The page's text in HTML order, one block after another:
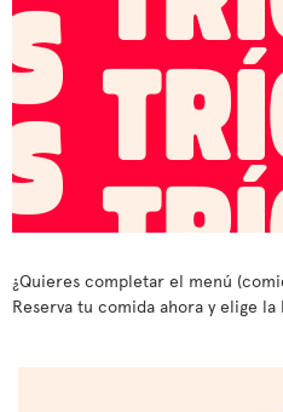
¿Quieres completar el menú
Reserva tu comida ahora y elige